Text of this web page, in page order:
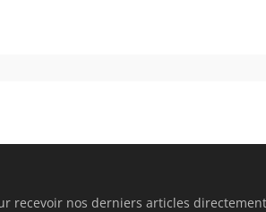
recevoir nos derniers articles directement